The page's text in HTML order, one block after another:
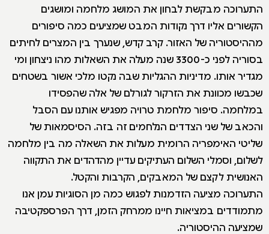
התערוכה מבקשת לבחון את המושג מלחמה ומושגים
הקשורים אליו דרך נקודות המבט שמציעים כמה סיפורים
מההיסטוריה של האזור. קרב קדש, שנערך בין המצרים לחיתים
בסוריה לפני כ-3300 שנה מעלה את השאלות מהו ניצחון ומי
מגדיר אותו. מדיניות ההגליות שבה נקטו מלכי אשור בשטחים
שכבשו מכוונת את הזרקור לגורלם של אלה שהפסידו
במלחמה. סיפור מלחמת טרויה מפגיש אותנו עם הסבל
והכאב של שני הצדדים הנלחמים זה בזה. הסיסמאות של
שליטי האימפריה הרומית מעלות את השאלה מה בין מלחמה
לשלום, וסמלי השלום העתיקים עדיין מהדהדים את התקווה
האנושית לקצם של המאבקים, הקרבות והקטל.
התערוכה מציעה הזדמנות לפגוש כמה מן הסוגיות עמן אנו
מתמודדים במציאות חיינו ממרחק הזמן, דרך הפרספקטיבה
שמציעה ההיסטוריה.